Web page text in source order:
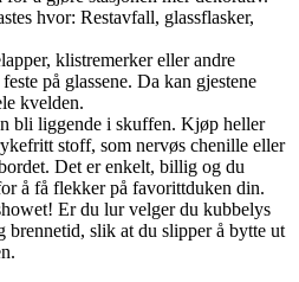
hvor: Restavfall, glassflasker,
klistremerker eller andre
på glassene. Da kan gjestene
kvelden.
bli liggende i skuffen. Kjøp heller
stoff, som nervøs chenille eller
Det er enkelt, billig og du
å få flekker på favorittduken din.
Er du lur velger du kubbelys
brennetid, slik at du slipper å bytte ut